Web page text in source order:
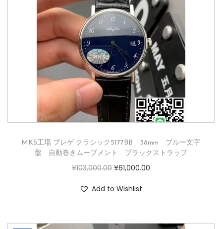
MKS工場 ブレゲ クラシック5177BB 38mm ブルー文字
盤 自動巻きムーブメント ブラックストラップ
¥103,000.00 ¥61,000.00
Add to Wishlist